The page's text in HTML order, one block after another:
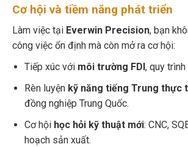
Cơ hội và tiềm năng phát triển
Làm việc tại Everwin Precision, bạn
công việc ổn định mà còn mở ra cơ hội:
Tiếp xúc với môi trường FDI , quy
Rèn luyện kỹ năng tiếng Trung thực
đồng nghiệp Trung Quốc.
Cơ hội học hỏi kỹ thuật mới: CNC,
hoạch sản xuất.